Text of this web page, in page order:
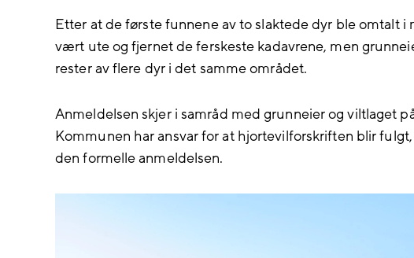
Etter at de første funnene av to slaktede dyr ble omtalt i
vært ute og fjernet de ferskeste kadavrene, men
rester av flere dyr i det samme området.
Anmeldelsen skjer i samråd med grunneier og viltlaget
Kommunen har ansvar for at hjortevilforskriften blir
den formelle anmeldelsen.